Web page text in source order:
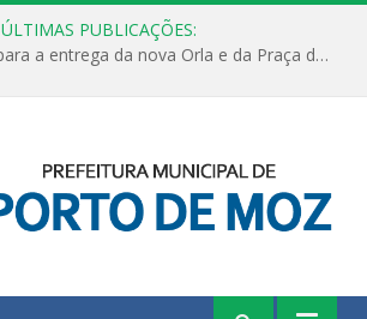
ÚLTIMAS PUBLICAÇÕES:
Últimos detalhes para a entrega da nova Orla e da Praça do Praião